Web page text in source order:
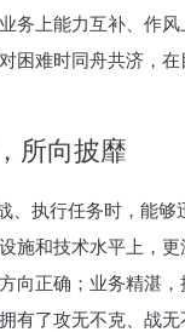
务上能力互补、作
困难时同舟共济，
所向披靡
、执行任务时，能
施和技术水平上，
向正确；业务精湛
有了攻无不克、战